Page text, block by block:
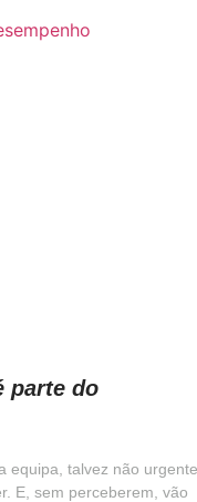
parte do
equipa, talvez não urgente,
E, sem perceberem, vão